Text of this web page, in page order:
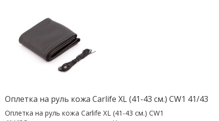
Оплетка на руль кожа Сarlife XL (41-43 см.) CW1 41/43
Оплетка на руль кожа Сarlife XL (41-43 см.) CW1